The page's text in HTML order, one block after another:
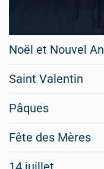
Noël et Nouvel An
Saint Valentin
Pâques
Fête des Mères